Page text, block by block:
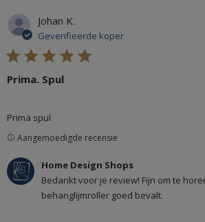
Johan K.
Geverifieerde koper
5 star rating
Prima. Spul
Prima spul
read more about review content
Reactie van winkeleigenaar op
Design Shops over Mon Jan 05 2026
Home Design Shops
Bedankt voor je review! Fijn om te
behanglijmroller goed bevalt.
Aangemoedigde recensie